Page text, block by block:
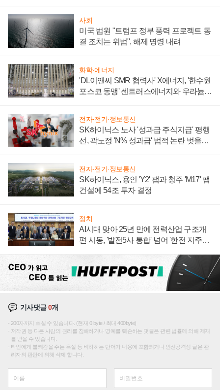
사회
미국 법원 "트럼프 정부 풍력 프로젝트 동
결 조치는 위법", 해제 명령 내려
화학·에너지
'DL이앤씨 SMR 협력사' X에너지, '한수원
포스코 동맹' 센트러스에너지와 우라늄
전자·전기·정보통신
SK하이닉스 노사 '성과급 주식지급' 평행
선, 곽노정 'N% 성과급' 법적 논란 벗을지
전자·전기·정보통신
SK하이닉스, 용인 'Y2' 팹과 청주 'M17' 팹
건설에 54조 투자 결정
정치
AI시대 맞아 25년 만에 전력산업 구조개
편 시동, '발전5사 통합' 넘어 '한전 지주사'
기사댓글0개
200자까지 쓰실 수 있습니다. (현재 0 byte / 최대 400byte)
저작권 등 다른 사람의 권리를 침해하거나 명예를 훼손하는 댓글은 관련 법률에 의해 제재
를 받을 수 있습니다.
타인에게 불쾌감을 주는 욕설 등 비하하는 단어가 내용에 포함되거나 인신공격성 글은 관
리자의 판단에 의해 삭제 합니다.